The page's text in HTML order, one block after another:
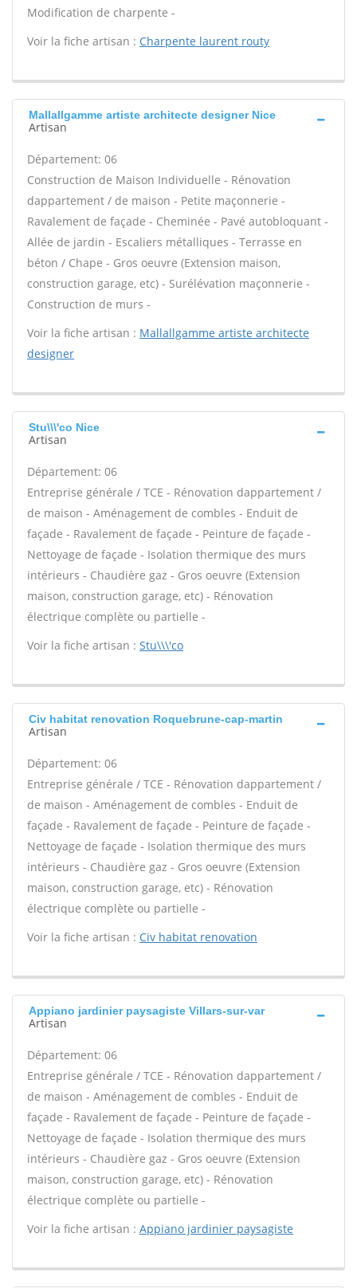
Modification de charpente -
Voir la fiche artisan : Charpente laurent routy
Mallallgamme artiste architecte designer Nice
Artisan
Département: 06
Construction de Maison Individuelle - Rénovation
dappartement / de maison - Petite maçonnerie -
Ravalement de façade - Cheminée - Pavé autobloquant -
Allée de jardin - Escaliers métalliques - Terrasse en
béton / Chape - Gros oeuvre (Extension maison,
construction garage, etc) - Surélévation maçonnerie -
Construction de murs -
Voir la fiche artisan : Mallallgamme artiste architecte
designer
Stu\\\'co Nice
Artisan
Département: 06
Entreprise générale / TCE - Rénovation dappartement /
de maison - Aménagement de combles - Enduit de
façade - Ravalement de façade - Peinture de façade -
Nettoyage de façade - Isolation thermique des murs
intérieurs - Chaudière gaz - Gros oeuvre (Extension
maison, construction garage, etc) - Rénovation
électrique complète ou partielle -
Voir la fiche artisan : Stu\\\'co
Civ habitat renovation Roquebrune-cap-martin
Artisan
Département: 06
Entreprise générale / TCE - Rénovation dappartement /
de maison - Aménagement de combles - Enduit de
façade - Ravalement de façade - Peinture de façade -
Nettoyage de façade - Isolation thermique des murs
intérieurs - Chaudière gaz - Gros oeuvre (Extension
maison, construction garage, etc) - Rénovation
électrique complète ou partielle -
Voir la fiche artisan : Civ habitat renovation
Appiano jardinier paysagiste Villars-sur-var
Artisan
Département: 06
Entreprise générale / TCE - Rénovation dappartement /
de maison - Aménagement de combles - Enduit de
façade - Ravalement de façade - Peinture de façade -
Nettoyage de façade - Isolation thermique des murs
intérieurs - Chaudière gaz - Gros oeuvre (Extension
maison, construction garage, etc) - Rénovation
électrique complète ou partielle -
Voir la fiche artisan : Appiano jardinier paysagiste